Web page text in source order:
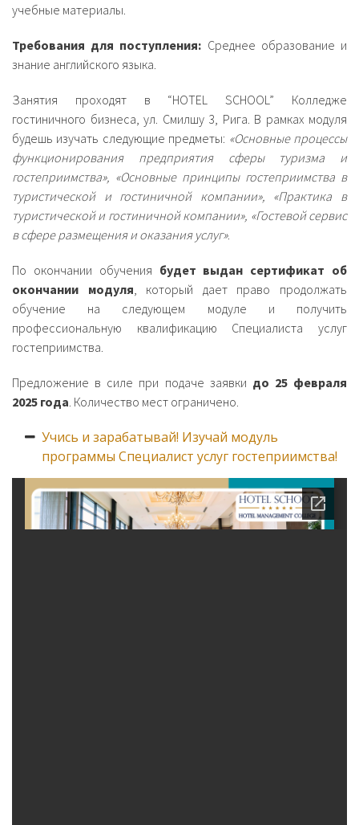
учебные материалы.
Требования для поступления: Среднее образование и
знание английского языка.
Занятия проходят в “HOTEL SCHOOL” Колледже
гостиничного бизнеса, ул. Смилшу 3, Рига. В рамках модуля
будешь изучать следующие предметы: «Основные процессы
функционирования предприятия сферы туризма и
гостеприимства», «Основные принципы гостеприимства в
туристической и гостиничной компании», «Практика в
туристической и гостиничной компании», «Гостевой сервис
в сфере размещения и оказания услуг».
По окончании обучения будет выдан сертификат об
окончании модуля , который дает право продолжать
обучение на следующем модуле и получить
профессиональную квалификацию Специалиста услуг
гостеприимства.
Предложение в силе при подаче заявки до 25 февраля
2025 года . Количество мест ограничено.
Учись и зарабатывай! Изучай модуль
программы Специалист услуг гостеприимства!